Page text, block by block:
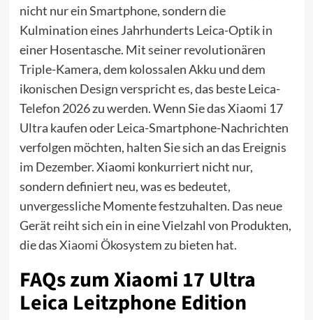
nicht nur ein Smartphone, sondern die
Kulmination eines Jahrhunderts Leica-Optik in
einer Hosentasche. Mit seiner revolutionären
Triple-Kamera, dem kolossalen Akku und dem
ikonischen Design verspricht es, das beste Leica-
Telefon 2026 zu werden. Wenn Sie das Xiaomi 17
Ultra kaufen oder Leica-Smartphone-Nachrichten
verfolgen möchten, halten Sie sich an das Ereignis
im Dezember. Xiaomi konkurriert nicht nur,
sondern definiert neu, was es bedeutet,
unvergessliche Momente festzuhalten. Das neue
Gerät reiht sich ein in eine Vielzahl von Produkten,
die dasXiaomiÖkosystem zu bieten hat.
FAQs zum Xiaomi 17 Ultra
Leica Leitzphone Edition